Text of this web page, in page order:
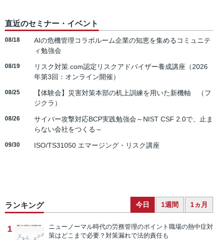
直近のセミナー・イベント
08/18
AIの危機管理コラボルーム企業の知恵を集めるコミュニテ
ィ勉強会
08/19
リスク対策.com認定リスクアドバイザー養成講座（2026
年第3回：オンライン開催）
08/25
【体験会】災害対策本部の机上訓練を用いた新機軸 （フ
ジクラ）
08/26
サイバー攻撃対応BCP実践勉強会～NIST CSF 2.0で、止ま
らない会社をつくる～
09/30 ISO/TS31050 エマージング・リスク講座
ランキング 今日 1週間 1ヵ月
1 ニューノーマル時代の労務管理のポイント 職場の熱中症対
策はどこまで必要？対策漏れで法的責任も